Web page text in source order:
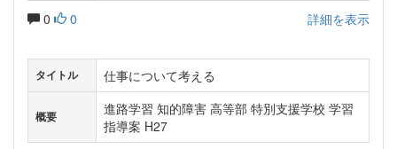
0 0 詳細を表示
タイトル 仕事について考える
概要
進路学習 知的障害 高等部 特別支援学校 学習
指導案 H27